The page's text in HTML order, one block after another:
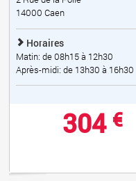
14000 Caen
Horaires
Matin: de 08h15 à 12h30
Après-midi: de 13h30 à 16h30
304 €